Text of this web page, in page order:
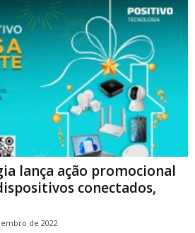
lança ação promocional
conectados,
de 2022